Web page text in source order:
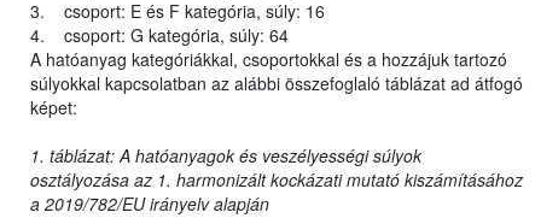
3. csoport: E és F kategória, súly: 16
4. csoport: G kategória, súly: 64
A hatóanyag kategóriákkal, csoportokkal és a hozzájuk tartozó
súlyokkal kapcsolatban az alábbi összefoglaló táblázat ad átfogó
képet:
1. táblázat: A hatóanyagok és veszélyességi súlyok
osztályozása az 1. harmonizált kockázati mutató kiszámításához
a 2019/782/EU irányelv alapján